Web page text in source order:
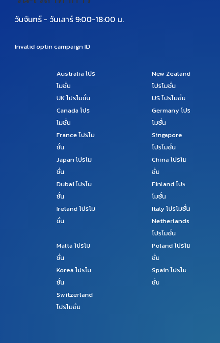
วันจันทร์ - วันเสาร์ 9:00-18:00 น.
Invalid optin campaign ID
Australiaโปร
โมชั่น
New Zealand
โปรโมชั่น
UKโปรโมชั่น US โปรโมชั่น
Canadaโปร
โมชั่น
Germanyโปร
โมชั่น
Franceโปรโม
ชั่น
Singapore
โปรโมชั่น
Japanโปรโม
ชั่น
Chinaโปรโม
ชั่น
Dubaiโปรโม
ชั่น
Finlandโปร
โมชั่น
Irelandโปรโม
ชั่น
Italyโปรโมชั่น
Netherlands
โปรโมชั่น
Maltaโปรโม
ชั่น
Polandโปรโม
ชั่น
Koreaโปรโม
ชั่น
Spainโปรโม
ชั่น
Switzerland
โปรโมชั่น